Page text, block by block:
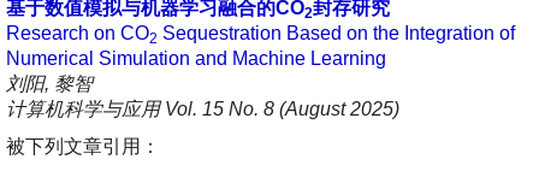
基于数值模拟与机器学习融合的CO2封存研究
Research on CO2 Sequestration Based on the Integration of
Numerical Simulation and Machine Learning
刘阳, 黎智
计算机科学与应用 Vol. 15 No. 8 (August 2025)
被下列文章引用：